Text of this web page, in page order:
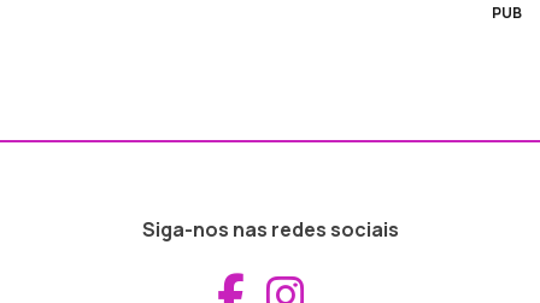
PUB
Siga-nos nas redes sociais